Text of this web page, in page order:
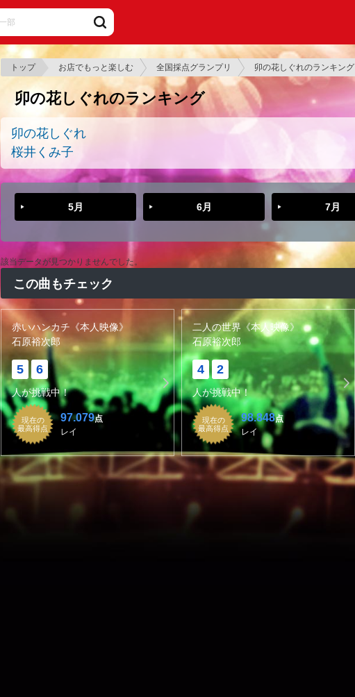
トップ お店でもっと楽しむ 全国採点グランプリ 卯の花しぐれのランキング
卯の花しぐれのランキング
卯の花しぐれ
桜井くみ子
5月 6月 7月
該当データが見つかりませんでした。
この曲もチェック
赤いハンカチ《本人映像》
石原裕次郎
5 6
人が挑戦中！
現在の
最高得点
97.079点
レイ
二人の世界《本人映像》
石原裕次郎
4 2
人が挑戦中！
現在の
最高得点
98.848点
レイ